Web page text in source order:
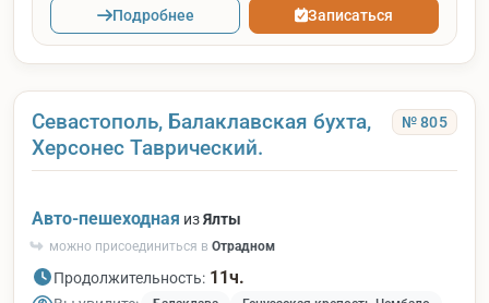
Подробнее Записаться
Севастополь, Балаклавская бухта,
Херсонес Таврический.
№ 805
Авто-пешеходная изЯлты
можно присоединиться в Отрадном
Продолжительность: 11ч.